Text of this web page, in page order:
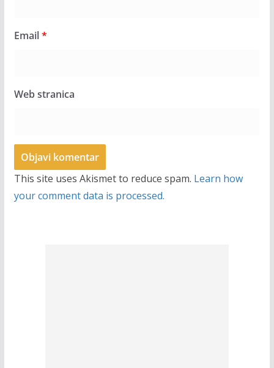
Email*
Web stranica
This site uses Akismet to reduce spam. Learn how
your comment data is processed.